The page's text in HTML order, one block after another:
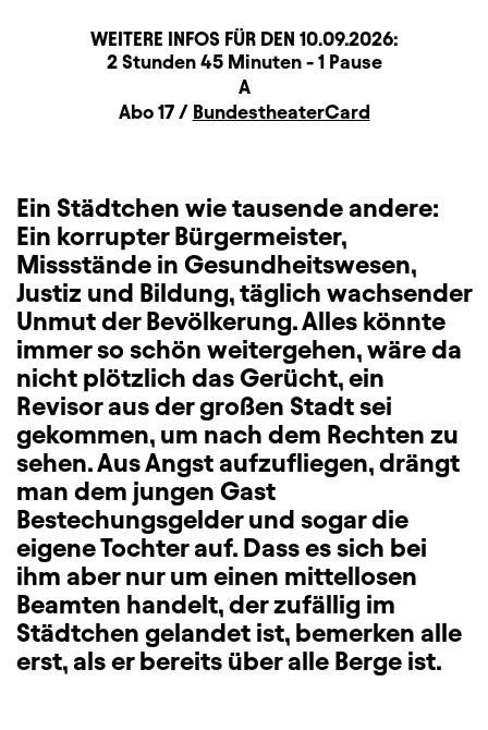
WEITERE INFOS FÜR DEN 10.09.2026:
BeschreibungInformation
Dauer und Pausen2 Stunden 45 Minuten - 1 Pause
A
Zusatzinformation
Abo 17 / BundestheaterCard
Ein Städtchen wie tausende andere:
Ein korrupter Bürgermeister,
Missstände in Gesundheitswesen,
Justiz und Bildung, täglich wachsender
Unmut der Bevölkerung. Alles könnte
immer so schön weitergehen, wäre da
nicht plötzlich das Gerücht, ein
Revisor aus der großen Stadt sei
gekommen, um nach dem Rechten zu
sehen. Aus Angst aufzufliegen, drängt
man dem jungen Gast
Bestechungsgelder und sogar die
eigene Tochter auf. Dass es sich bei
ihm aber nur um einen mittellosen
Beamten handelt, der zufällig im
Städtchen gelandet ist, bemerken alle
erst, als er bereits über alle Berge ist.